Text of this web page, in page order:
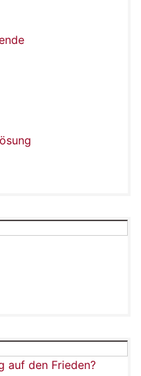
auf den Frieden?